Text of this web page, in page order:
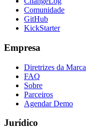
Comunidade
GitHub
KickStarter
Empresa
Diretrizes da Marca
FAQ
Sobre
Parceiros
Agendar Demo
Jurídico